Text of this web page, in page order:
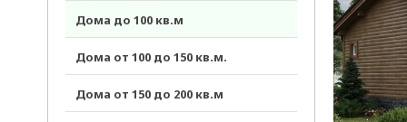
Дома до 100 кв.м
Дома от 100 до 150 кв.м.
Дома от 150 до 200 кв.м